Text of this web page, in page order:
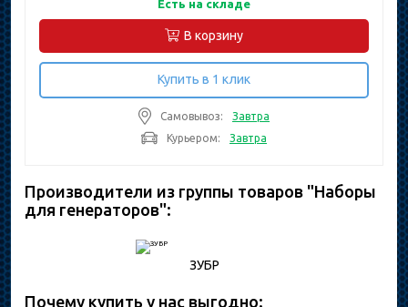
Есть на складе
В корзину
Купить в 1 клик
Самовывоз:
Завтра
Курьером:
Завтра
Производители из группы товаров "Наборы
для генераторов":
ЗУБР
Почему купить у нас выгодно: